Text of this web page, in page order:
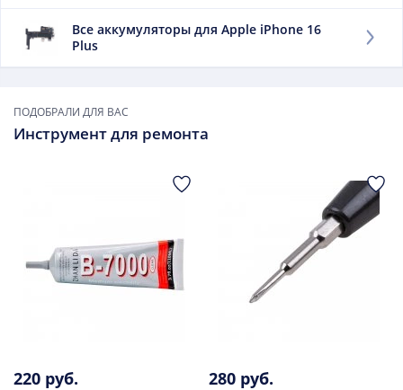
он быстро выдыхается;
сильно нагревается при зарядке;
В дальнейшем использовать такой элемент опасно.
Все аккумуляторы для Apple iPhone 16
Plus
ПОДОБРАЛИ ДЛЯ ВАС
Инструмент для ремонта
220 руб. 280 руб.